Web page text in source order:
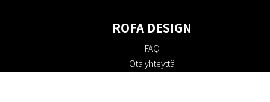
ROFA DESIGN
FAQ
Ota yhteyttä